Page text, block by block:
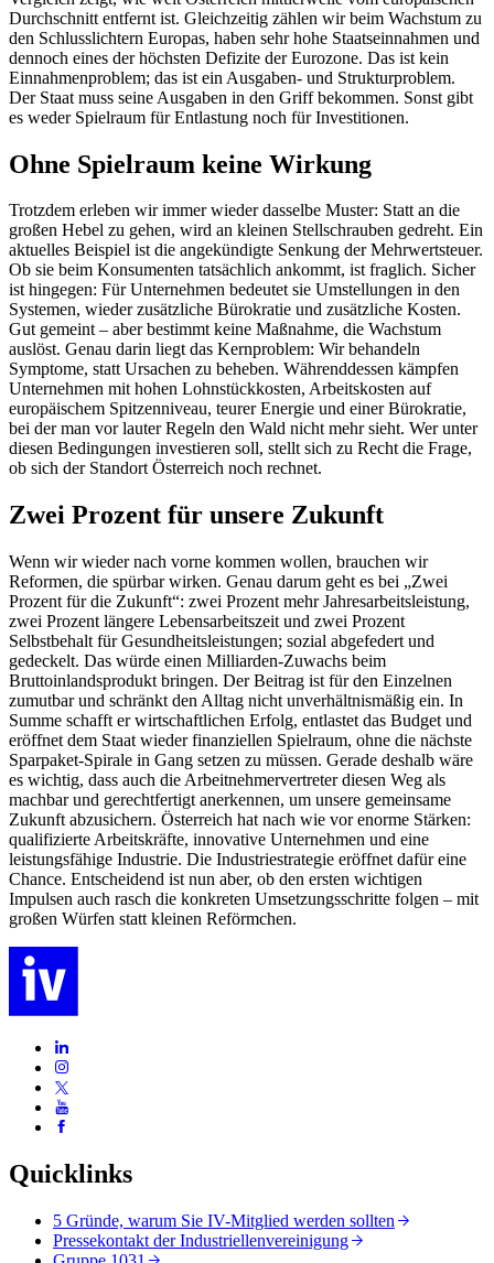
Durchschnitt entfernt ist. Gleichzeitig zählen wir beim Wachstum zu
den Schlusslichtern Europas, haben sehr hohe Staatseinnahmen und
dennoch eines der höchsten Defizite der Eurozone. Das ist kein
Einnahmenproblem; das ist ein Ausgaben- und Strukturproblem.
Der Staat muss seine Ausgaben in den Griff bekommen. Sonst gibt
es weder Spielraum für Entlastung noch für Investitionen.
Ohne Spielraum keine Wirkung
Trotzdem erleben wir immer wieder dasselbe Muster: Statt an die
großen Hebel zu gehen, wird an kleinen Stellschrauben gedreht. Ein
aktuelles Beispiel ist die angekündigte Senkung der Mehrwertsteuer.
Ob sie beim Konsumenten tatsächlich ankommt, ist fraglich. Sicher
ist hingegen: Für Unternehmen bedeutet sie Umstellungen in den
Systemen, wieder zusätzliche Bürokratie und zusätzliche Kosten.
Gut gemeint – aber bestimmt keine Maßnahme, die Wachstum
auslöst. Genau darin liegt das Kernproblem: Wir behandeln
Symptome, statt Ursachen zu beheben. Währenddessen kämpfen
Unternehmen mit hohen Lohnstückkosten, Arbeitskosten auf
europäischem Spitzenniveau, teurer Energie und einer Bürokratie,
bei der man vor lauter Regeln den Wald nicht mehr sieht. Wer unter
diesen Bedingungen investieren soll, stellt sich zu Recht die Frage,
ob sich der Standort Österreich noch rechnet.
Zwei Prozent für unsere Zukunft
Wenn wir wieder nach vorne kommen wollen, brauchen wir
Reformen, die spürbar wirken. Genau darum geht es bei „Zwei
Prozent für die Zukunft“: zwei Prozent mehr Jahresarbeitsleistung,
zwei Prozent längere Lebensarbeitszeit und zwei Prozent
Selbstbehalt für Gesundheitsleistungen; sozial abgefedert und
gedeckelt. Das würde einen Milliarden-Zuwachs beim
Bruttoinlandsprodukt bringen. Der Beitrag ist für den Einzelnen
zumutbar und schränkt den Alltag nicht unverhältnismäßig ein. In
Summe schafft er wirtschaftlichen Erfolg, entlastet das Budget und
eröffnet dem Staat wieder finanziellen Spielraum, ohne die nächste
Sparpaket-Spirale in Gang setzen zu müssen. Gerade deshalb wäre
es wichtig, dass auch die Arbeitnehmervertreter diesen Weg als
machbar und gerechtfertigt anerkennen, um unsere gemeinsame
Zukunft abzusichern. Österreich hat nach wie vor enorme Stärken:
qualifizierte Arbeitskräfte, innovative Unternehmen und eine
leistungsfähige Industrie. Die Industriestrategie eröffnet dafür eine
Chance. Entscheidend ist nun aber, ob den ersten wichtigen
Impulsen auch rasch die konkreten Umsetzungsschritte folgen – mit
großen Würfen statt kleinen Reförmchen.
Quicklinks
5 Gründe, warum Sie IV-Mitglied werden sollten
Pressekontakt der Industriellenvereinigung